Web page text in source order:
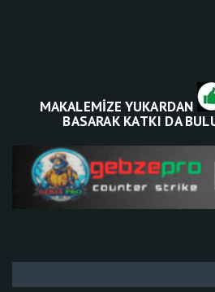
MAKALEMİZE YUKARDAN
BASARAK KATKI DA